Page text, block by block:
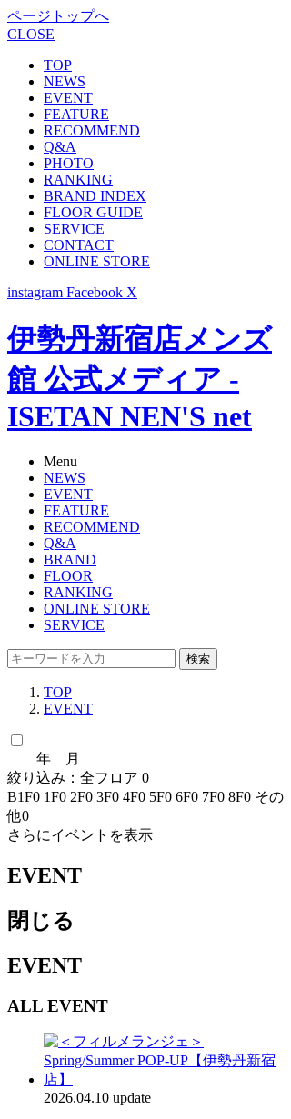
ページトップへ
CLOSE
TOP
NEWS
EVENT
FEATURE
RECOMMEND
Q&A
PHOTO
RANKING
BRAND INDEX
FLOOR GUIDE
SERVICE
CONTACT
ONLINE STORE
instagram Facebook X
伊勢丹新宿店メンズ
館 公式メディア -
ISETAN NEN'S net
Menu
NEWS
EVENT
FEATURE
RECOMMEND
Q&A
BRAND
FLOOR
RANKING
ONLINE STORE
SERVICE
検索
TOP
EVENT
年 月
絞り込み： 全フロア 0
B1F0 1F0 2F0 3F0 4F0 5F0 6F0 7F0 8F0 その
他0
さらにイベントを表示
EVENT
閉じる
EVENT
ALL EVENT
2026.04.10 update